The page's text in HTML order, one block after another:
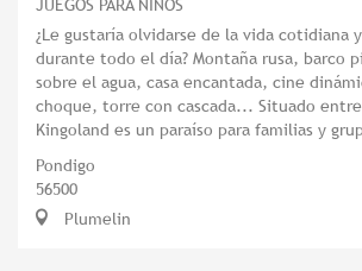
JUEGOS PARA NIÑOS
¿Le gustaría olvidarse de la vida cotidiana
durante todo el día? Montaña rusa, barco
sobre el agua, casa encantada, cine
choque, torre con cascada... Situado entre
Kingoland es un paraíso para familias y
Pondigo
56500
Plumelin